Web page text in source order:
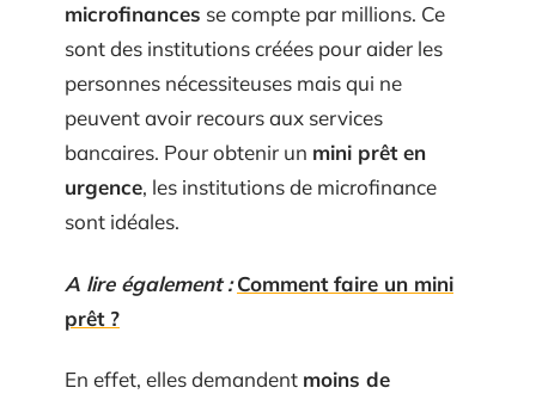
microfinances se compte par millions. Ce
sont des institutions créées pour aider les
personnes nécessiteuses mais qui ne
peuvent avoir recours aux services
bancaires. Pour obtenir un mini prêt en
urgence, les institutions de microfinance
sont idéales.
A lire également : Comment faire un mini
prêt ?
En effet, elles demandent moins de